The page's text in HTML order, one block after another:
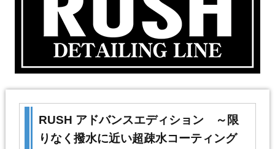
RUSH アドバンスエディション ～限
りなく撥水に近い超疎水コーティング